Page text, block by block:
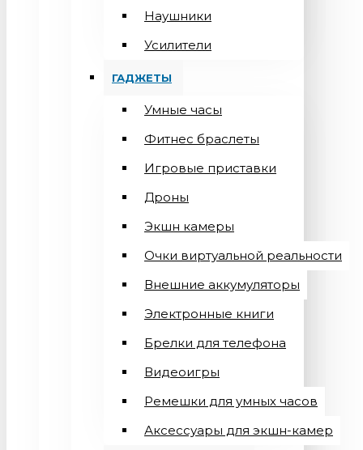
Наушники
Усилители
ГАДЖЕТЫ
Умные часы
Фитнес браслеты
Игровые приставки
Дроны
Экшн камеры
Очки виртуальной реальности
Внешние аккумуляторы
Электронные книги
Брелки для телефона
Видеоигры
Ремешки для умных часов
Аксессуары для экшн-камер